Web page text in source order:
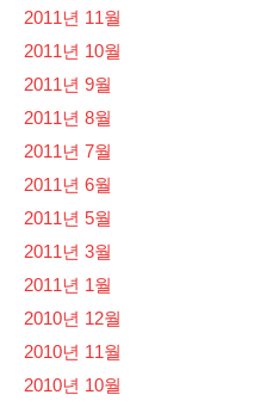
2011년 11월
2011년 10월
2011년 9월
2011년 8월
2011년 7월
2011년 6월
2011년 5월
2011년 3월
2011년 1월
2010년 12월
2010년 11월
2010년 10월